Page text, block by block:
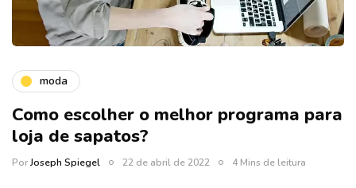
moda
Como escolher o melhor programa para
loja de sapatos?
PorJoseph Spiegel 22 de abril de 2022 4 Mins de leitura